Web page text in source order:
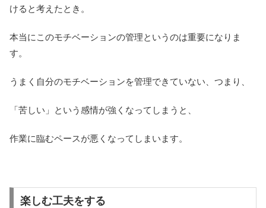
けると考えたとき。
本当にこのモチベーションの管理というのは重要になりま
す。
うまく自分のモチベーションを管理できていない、つまり、
「苦しい」という感情が強くなってしまうと、
作業に臨むペースが悪くなってしまいます。
楽しむ工夫をする